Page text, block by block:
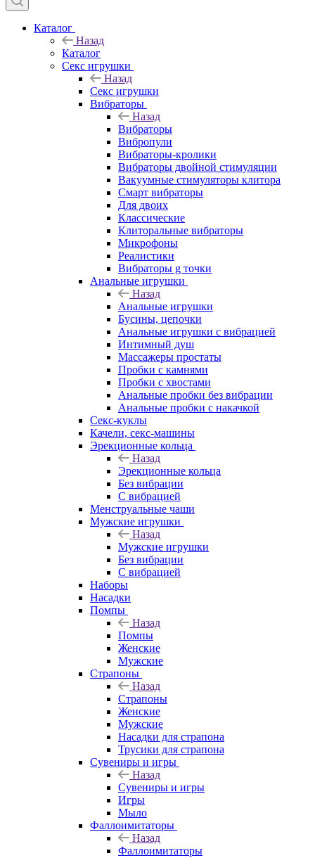
Каталог
Назад
Каталог
Секс игрушки
Назад
Секс игрушки
Вибраторы
Назад
Вибраторы
Вибропули
Вибраторы-кролики
Вибраторы двойной стимуляции
Вакуумные стимуляторы клитора
Смарт вибраторы
Для двоих
Классические
Клиторальные вибраторы
Микрофоны
Реалистики
Вибраторы g точки
Анальные игрушки
Назад
Анальные игрушки
Бусины, цепочки
Анальные игрушки с вибрацией
Интимный душ
Массажеры простаты
Пробки с камнями
Пробки с хвостами
Анальные пробки без вибрации
Анальные пробки с накачкой
Секс-куклы
Качели, секс-машины
Эрекционные кольца
Назад
Эрекционные кольца
Без вибрации
С вибрацией
Менструальные чаши
Мужские игрушки
Назад
Мужские игрушки
Без вибрации
С вибрацией
Наборы
Насадки
Помпы
Назад
Помпы
Женские
Мужские
Страпоны
Назад
Страпоны
Женские
Мужские
Насадки для страпона
Трусики для страпона
Сувениры и игры
Назад
Сувениры и игры
Игры
Мыло
Фаллоимитаторы
Назад
Фаллоимитаторы